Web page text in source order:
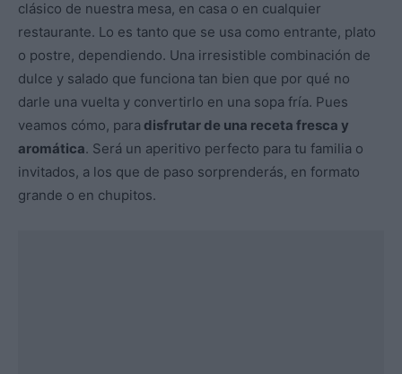
clásico de nuestra mesa, en casa o en cualquier
restaurante. Lo es tanto que se usa como entrante, plato
o postre, dependiendo. Una irresistible combinación de
dulce y salado que funciona tan bien que por qué no
darle una vuelta y convertirlo en una sopa fría. Pues
veamos cómo, para disfrutar de una receta fresca y
aromática. Será un aperitivo perfecto para tu familia o
invitados, a los que de paso sorprenderás, en formato
grande o en chupitos.